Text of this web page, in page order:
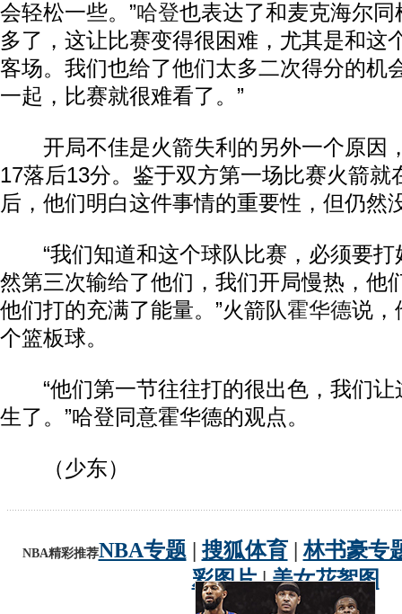
会轻松一些。”哈登也表达了和麦克海尔同
多了，这让比赛变得很困难，尤其是和这
客场。我们也给了他们太多二次得分的机
一起，比赛就很难看了。”
开局不佳是火箭失利的另外一个原因
17落后13分。鉴于双方第一场比赛火箭就
后，他们明白这件事情的重要性，但仍然
“我们知道和这个球队比赛，必须要打
然第三次输给了他们，我们开局慢热，他
他们打的充满了能量。”火箭队霍华德说，
个篮板球。
“他们第一节往往打的很出色，我们让
生了。”哈登同意霍华德的观点。
（少东）